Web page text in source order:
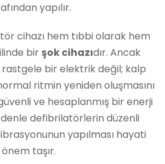
yapılır.
cihazı hem tıbbi olarak hem
birşok cihazıdır. Ancak
bir elektrik değil; kalp
ritmin yeniden oluşmasını
ve hesaplanmış bir enerji
defibrilatörlerin düzenli
yapılması hayati
önem taşır.